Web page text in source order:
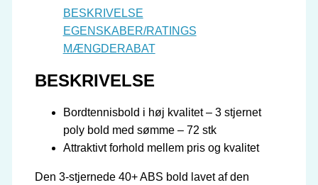
BESKRIVELSE
EGENSKABER/RATINGS
MÆNGDERABAT
BESKRIVELSE
Bordtennisbold i høj kvalitet – 3 stjernet
poly bold med sømme – 72 stk
Attraktivt forhold mellem pris og kvalitet
Den 3-stjernede 40+ ABS bold lavet af den